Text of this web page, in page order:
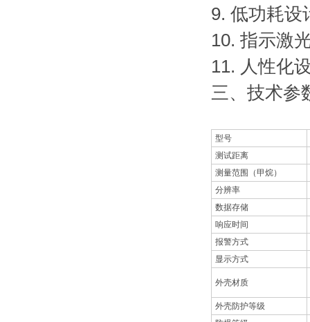
9. 低功耗设
10. 指示激
11. 人性化
三、技术参
型号
测试距离
测量范围（甲烷）
分辨率
数据存储
响应时间
报警方式
显示方式
外壳材质
外壳防护等级